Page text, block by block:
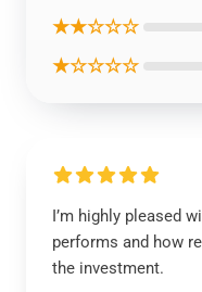
★★☆☆☆
★☆☆☆☆
I’m highly pleased
performs and how
the investment.